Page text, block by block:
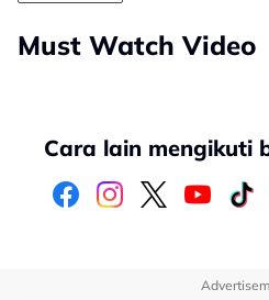
Must Watch Video
Cara lain mengikuti